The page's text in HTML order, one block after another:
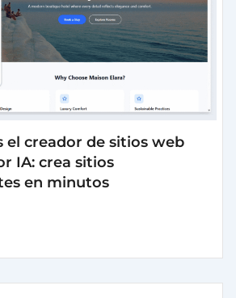
el creador de sitios web
IA: crea sitios
en minutos